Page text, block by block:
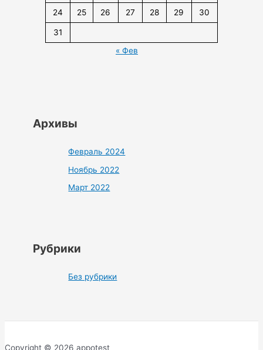
24 25 26 27 28 29 30
31
« Фев
Архивы
Февраль 2024
Ноябрь 2022
Март 2022
Рубрики
Без рубрики
Copyright © 2026 appotest